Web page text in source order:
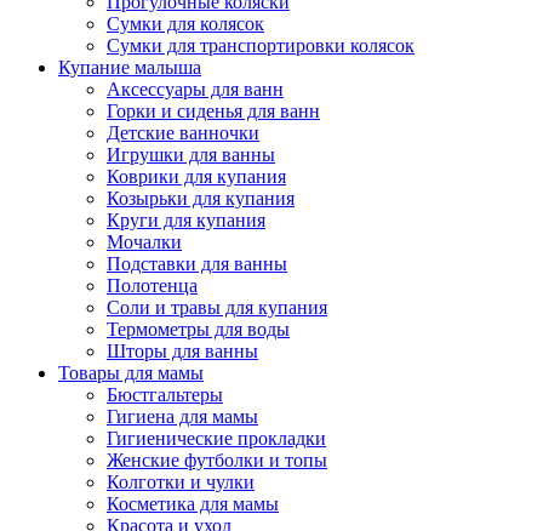
Сумки для колясок
Сумки для транспортировки колясок
Купание малыша
Аксессуары для ванн
Горки и сиденья для ванн
Детские ванночки
Игрушки для ванны
Коврики для купания
Козырьки для купания
Круги для купания
Мочалки
Подставки для ванны
Полотенца
Соли и травы для купания
Термометры для воды
Шторы для ванны
Товары для мамы
Бюстгальтеры
Гигиена для мамы
Гигиенические прокладки
Женские футболки и топы
Колготки и чулки
Косметика для мамы
Красота и уход